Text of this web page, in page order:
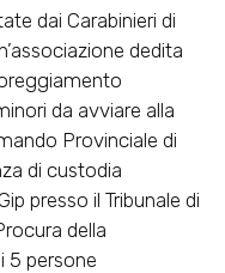
dai Carabinieri di
dedita
da avviare alla
Provinciale di
di custodia
presso il Tribunale di
della
5 persone